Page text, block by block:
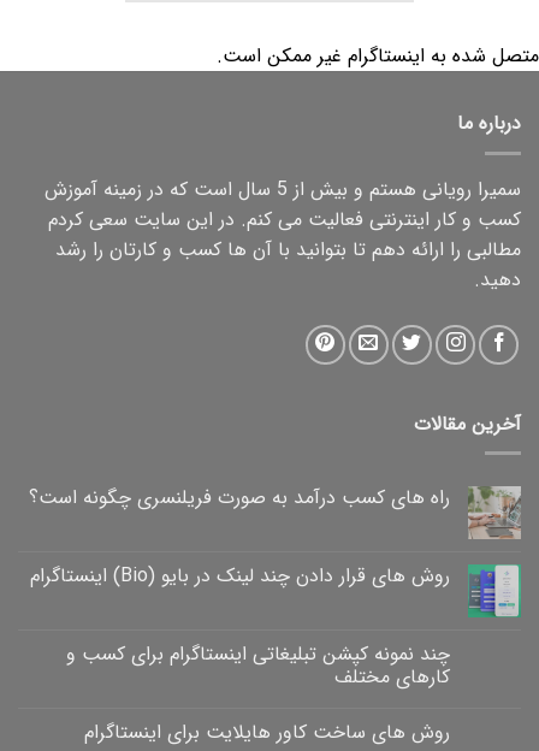
متصل شده به اینستاگرام غیر ممکن است.
درباره ما
سمیرا رویانی هستم و بیش از 5 سال است که در زمینه آموزش
کسب و کار اینترنتی فعالیت می کنم. در این سایت سعی کردم
مطالبی را ارائه دهم تا بتوانید با آن ها کسب و کارتان را رشد
دهید.
آخرین مقالات
راه های کسب درآمد به صورت فریلنسری چگونه است؟
روش های قرار دادن چند لینک در بایو (Bio) اینستاگرام
چند نمونه کپشن تبلیغاتی اینستاگرام برای کسب و
کارهای مختلف
روش های ساخت کاور هایلایت برای اینستاگرام